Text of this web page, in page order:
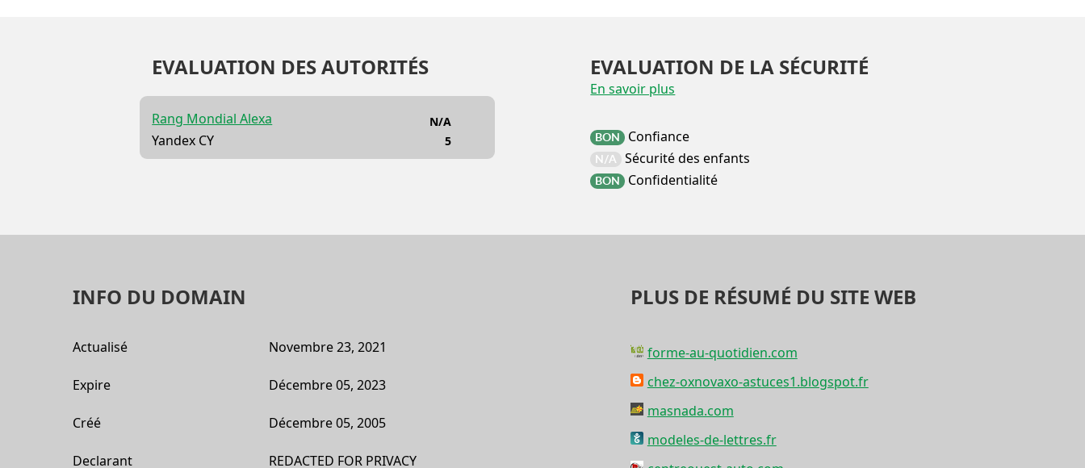
EVALUATION DES AUTORITÉS
Rang Mondial Alexa
Yandex CY
N/A
5
EVALUATION DE LA SÉCURITÉ
En savoir plus
BON Confiance
N/A Sécurité des enfants
BON Confidentialité
INFO DU DOMAIN
Actualisé Novembre 23, 2021
Expire Décembre 05, 2023
Créé Décembre 05, 2005
Declarant REDACTED FOR PRIVACY
PLUS DE RÉSUMÉ DU SITE WEB
forme-au-quotidien.com
chez-oxnovaxo-astuces1.blogspot.fr
masnada.com
modeles-de-lettres.fr